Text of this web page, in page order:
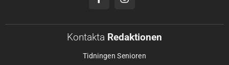
Kontakta Redaktionen
Tidningen Senioren